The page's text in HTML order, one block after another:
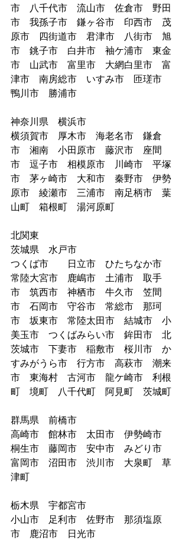
市　八千代市　流山市　佐倉市　野田
市　我孫子市　鎌ヶ谷市　印西市　茂
原市　四街道市　君津市　八街市　旭
市　銚子市　白井市　袖ケ浦市　東金
市　山武市　富里市　大網白里市　富
津市　南房総市　いすみ市　匝瑳市
鴨川市　勝浦市
神奈川県　横浜市
横須賀市　厚木市　海老名市　鎌倉
市　湘南　小田原市　藤沢市　座間
市　逗子市　相模原市　川崎市　平塚
市　茅ヶ崎市　大和市　秦野市　伊勢
原市　綾瀬市　三浦市　南足柄市　葉
山町　箱根町　湯河原町
北関東
茨城県　水戸市
つくば市　　日立市　ひたちなか市
常陸大宮市　鹿嶋市　土浦市　取手
市　筑西市　神栖市　牛久市　笠間
市　石岡市　守谷市　常総市　那珂
市　坂東市　常陸太田市　結城市　小
美玉市　つくばみらい市　鉾田市　北
茨城市　下妻市　稲敷市　桜川市　か
すみがうら市　行方市　高萩市　潮来
市　東海村　古河市　龍ケ崎市　利根
町　境町　八千代町　阿見町　茨城町
群馬県　前橋市
高崎市　館林市　太田市　伊勢崎市
桐生市　藤岡市　安中市　みどり市
富岡市　沼田市　渋川市　大泉町　草
津町
栃木県　宇都宮市
小山市　足利市　佐野市　那須塩原
市　鹿沼市　日光市